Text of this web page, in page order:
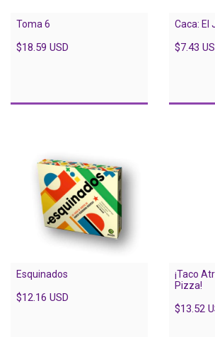
Toma 6
$18.59 USD
Caca: El
$7.43
Esquinados
$12.16 USD
¡Taco
Pizza!
$13.52